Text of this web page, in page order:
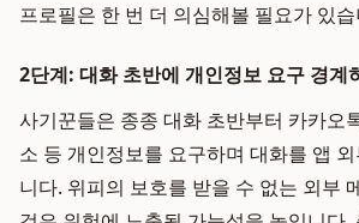
프로필은 한 번 더 의심해볼 필요가 있
2단계: 대화 초반에 개인정보 요구 경계
사기꾼들은 종종 대화 초반부터 카카오
소 등 개인정보를 요구하며 대화를 앱
니다. 위피의 보호를 받을 수 없는 외부